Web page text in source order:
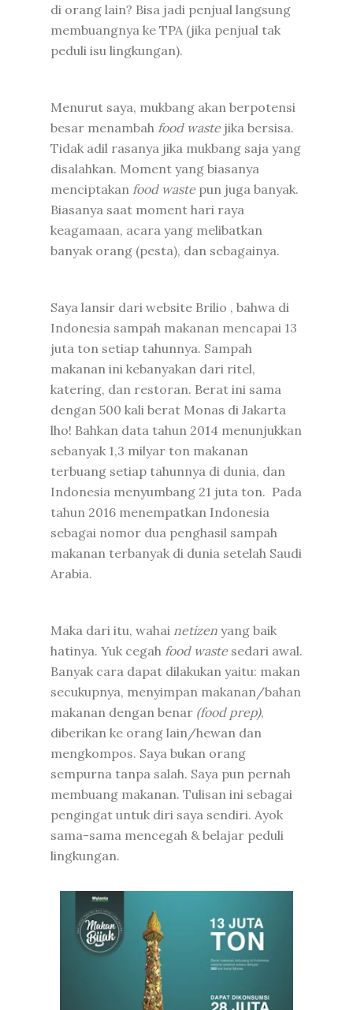
di orang lain? Bisa jadi penjual langsung
membuangnya ke TPA (jika penjual tak
peduli isu lingkungan).
Menurut saya, mukbang akan berpotensi
besar menambah food wastejika bersisa.
Tidak adil rasanya jika mukbang saja yang
disalahkan. Moment yang biasanya
menciptakan food wastepun juga banyak.
Biasanya saat moment hari raya
keagamaan, acara yang melibatkan
banyak orang (pesta), dan sebagainya.
Saya lansir dari website Brilio , bahwa di
Indonesia sampah makanan mencapai 13
juta ton setiap tahunnya. Sampah
makanan ini kebanyakan dari ritel,
katering, dan restoran. Berat ini sama
dengan 500 kali berat Monas di Jakarta
lho! Bahkan data tahun 2014 menunjukkan
sebanyak 1,3 milyar ton makanan
terbuang setiap tahunnya di dunia, dan
Indonesia menyumbang 21 juta ton. Pada
tahun 2016 menempatkan Indonesia
sebagai nomor dua penghasil sampah
makanan terbanyak di dunia setelah Saudi
Arabia.
Maka dari itu, wahai netizen yang baik
hatinya. Yuk cegah food wastesedari awal.
Banyak cara dapat dilakukan yaitu: makan
secukupnya, menyimpan makanan/bahan
makanan dengan benar (food prep),
diberikan ke orang lain/hewan dan
mengkompos. Saya bukan orang
sempurna tanpa salah. Saya pun pernah
membuang makanan. Tulisan ini sebagai
pengingat untuk diri saya sendiri. Ayok
sama-sama mencegah & belajar peduli
lingkungan.